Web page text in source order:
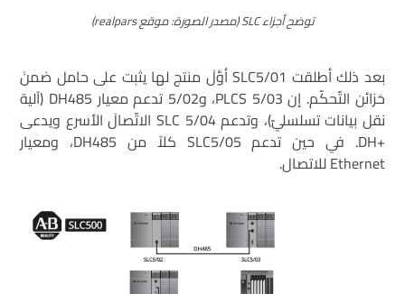
توضح أجزاء SLC (مصدر الصورة: موقع realpars)
بعد ذلك أطلقت SLC5/01 أوَّلَ منتج لها يثبت على حامل ضمنَ
خزائن التّحكّم. إن PLCS 5/03، و5/02 تدعم معيار DH485 (آلية
نقل بيانات تسلسليّ)، وتدعم SLC 5/04 الاتّصالَ الأسرع ويدعى
+DH. في حين تدعم SLC5/05 كلاً من DH485، ومعيار
Ethernet للاتصال.